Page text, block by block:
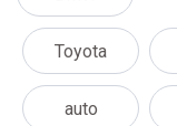
Toyota
auto